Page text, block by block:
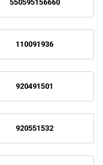
550595156660
110091936
920491501
920551532